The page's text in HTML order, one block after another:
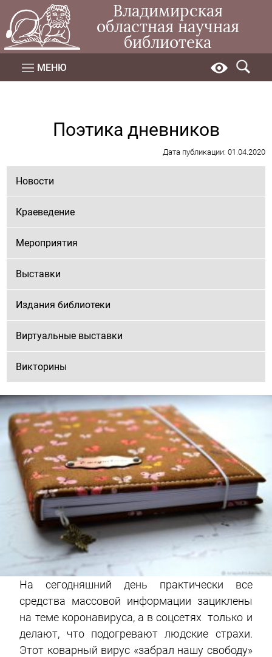
Владимирская
областная научная
библиотека
МЕНЮ
Поэтика дневников
Дата публикации: 01.04.2020
Новости
Краеведение
Мероприятия
Выставки
Издания библиотеки
Виртуальные выставки
Викторины
На сегодняшний день практически все
средства массовой информации зациклены
на теме коронавируса, а в соцсетях только и
делают, что подогревают людские страхи.
Этот коварный вирус «забрал нашу свободу»